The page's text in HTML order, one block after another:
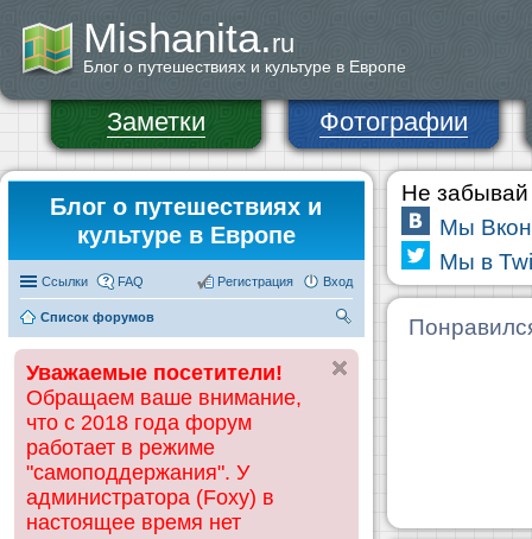
Mishanita.ru
Блог о путешествиях и культуре в Европе
Заметки Фотографии
Блог о путешествиях и
культуре в Европе
Ссылки FAQ Вход
Регистрация
Список форумов
ск
Уважаемые посетители!
Обращаем ваше внимание,
что с 2018 года форум
работает в режиме
"самоподдержания". У
администратора (Foxy) в
настоящее время нет
Не забывай
Мы
Мы в